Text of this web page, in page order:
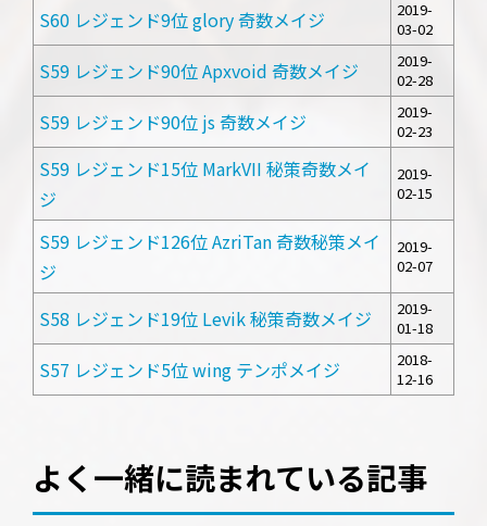
S60 レジェンド9位 glory 奇数メイジ
2019-
03-02
S59 レジェンド90位 Apxvoid 奇数メイジ
2019-
02-28
S59 レジェンド90位 js 奇数メイジ
2019-
02-23
S59 レジェンド15位 MarkVII 秘策奇数メイ
ジ
2019-
02-15
S59 レジェンド126位 AzriTan 奇数秘策メイ
ジ
2019-
02-07
S58 レジェンド19位 Levik 秘策奇数メイジ
2019-
01-18
S57 レジェンド5位 wing テンポメイジ
2018-
12-16
よく一緒に読まれている記事